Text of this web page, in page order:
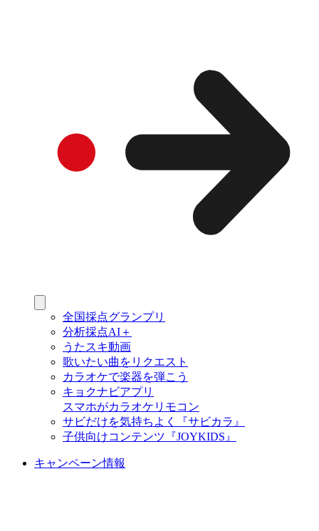
全国採点グランプリ
分析採点AI＋
うたスキ動画
歌いたい曲をリクエスト
カラオケで楽器を弾こう
キョクナビアプリ
スマホがカラオケリモコン
サビだけを気持ちよく『サビカラ』
子供向けコンテンツ『JOYKIDS』
キャンペーン情報